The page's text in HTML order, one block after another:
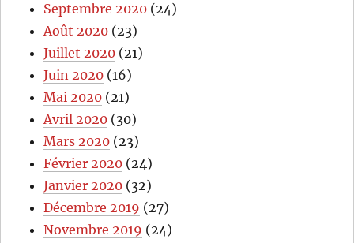
Septembre 2020 (24)
Août 2020 (23)
Juillet 2020 (21)
Juin 2020 (16)
Mai 2020 (21)
Avril 2020 (30)
Mars 2020 (23)
Février 2020 (24)
Janvier 2020 (32)
Décembre 2019 (27)
Novembre 2019 (24)